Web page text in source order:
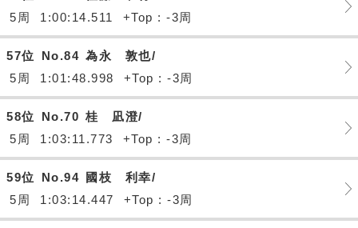
5周
1:00:14.511 +Top : -3周
57位 No.84 為永 敦也/
5周
1:01:48.998 +Top : -3周
58位 No.70 桂 凪澄/
5周
1:03:11.773 +Top : -3周
59位 No.94 國枝 利幸/
5周
1:03:14.447 +Top : -3周